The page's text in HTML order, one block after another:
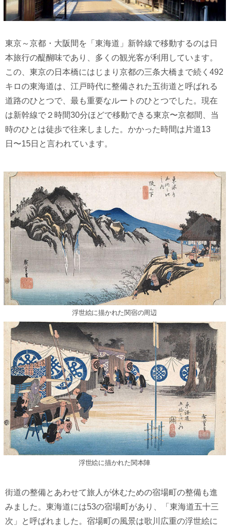
東京～京都・大阪間を「東海道」新幹線で移動するのは日
本旅行の醍醐味であり、多くの観光客が利用しています。
この、東京の日本橋にはじまり京都の三条大橋まで続く492
キロの東海道は、江戸時代に整備された五街道と呼ばれる
道路のひとつで、最も重要なルートのひとつでした。現在
は新幹線で２時間30分ほどで移動できる東京〜京都間、当
時のひとは徒歩で往来しました。かかった時間は片道13
日〜15日と言われています。
浮世絵に描かれた関宿の周辺
浮世絵に描かれた関本陣
街道の整備とあわせて旅人が休むための宿場町の整備も進
みました。東海道には53の宿場町があり、「東海道五十三
次」と呼ばれました。宿場町の風景は歌川広重の浮世絵に